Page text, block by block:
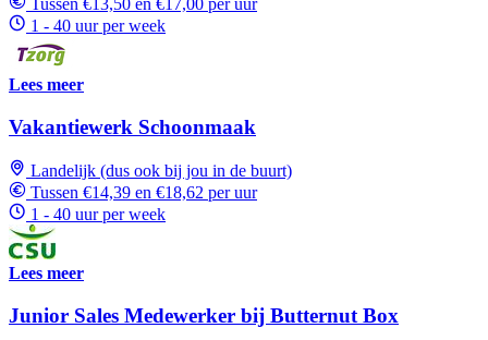
Tussen €13,50 en €17,00 per uur
1 - 40 uur per week
Lees meer
Vakantiewerk Schoonmaak
Landelijk (dus ook bij jou in de buurt)
Tussen €14,39 en €18,62 per uur
1 - 40 uur per week
Lees meer
Junior Sales Medewerker bij Butternut Box